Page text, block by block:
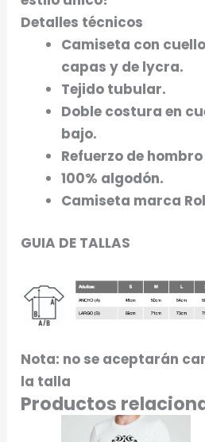
Detalles técnicos
Camiseta con
capas y de lycra.
Tejido tubular.
Doble costura en
bajo.
Refuerzo de
100% algodón.
Camiseta marca
GUIA DE TALLAS
Nota: no se aceptarán
la talla
Productos